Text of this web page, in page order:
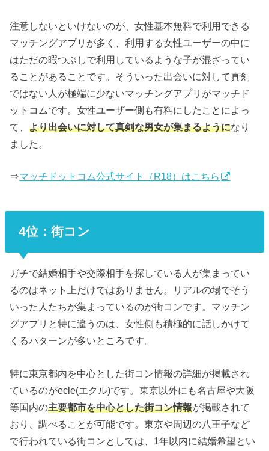
注意しないといけないのが、女性基本無料で利用できる
マッチングアプリが多く、利用する女性ユーザーの中に
はただの暇つぶしで利用しているような子が混ざってい
ることがあることです。そういった出会いに対して真剣
ではない人が極端に少ないマッチングアプリがマッチド
ットコムです。女性ユーザー側も有料にしたことによっ
て、より出会いに対して真剣な男女が集まるようになり
ました。
⇒マッチドットコム公式サイト（R18）はこちら
4位：街コン
ガチで結婚相手や交際相手を探している人が集まってい
るのはネット上だけではありません。リアルの場でそう
いった人たちが集まっているのが街コンです。マッチン
グアプリと特に違うのは、女性側も積極的に話しかけて
くるパターンが多いところです。
特に東京都内を中心とした街コン情報の詳細が掲載され
ているのがecle(エクル)です。東京以外にも名古屋や大阪
等国内の主要都市を中心とした街コン情報が掲載されて
おり、調べることが可能です。東京や周辺の八王子など
で行われている街コンとしては、1年以内に結婚希望とい